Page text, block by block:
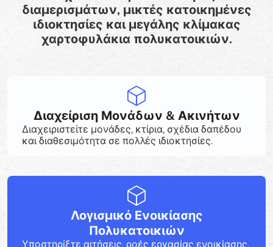
διαμερισμάτων, μικτές κατοικημένες
ιδιοκτησίες και μεγάλης κλίμακας
χαρτοφυλάκια πολυκατοικιών.
Διαχείριση Μονάδων & Ακινήτων
Διαχειριστείτε μονάδες, κτίρια, σχέδια δαπέδου
και διαθεσιμότητα σε πολλές ιδιοκτησίες.
Λογισμικό Ενοικίασης
Πολυκατοικιών
Υποστηρίξτε αιτήσεις, ροές εργασίας ενοικίασης,